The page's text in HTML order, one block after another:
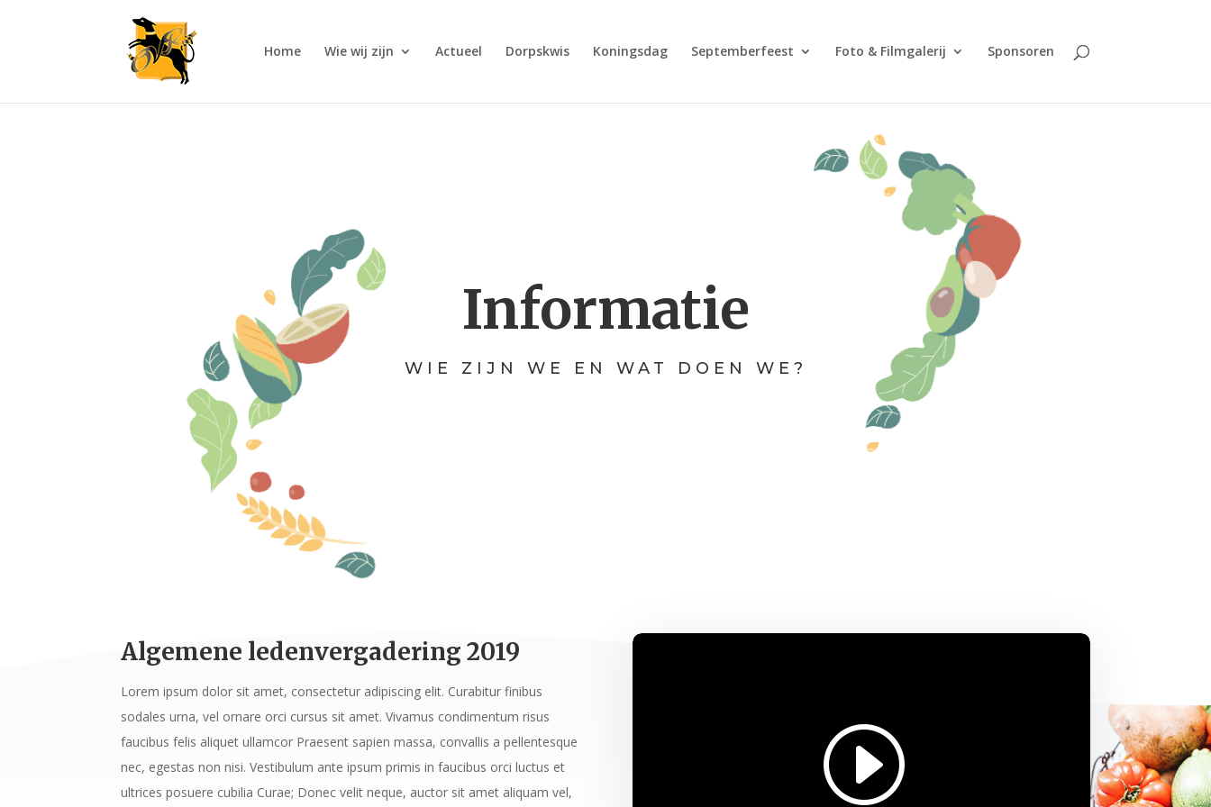
Home Wie wij zijn Actueel Dorpskwis Koningsdag Septemberfeest Foto & Filmgalerij Sponsoren
Informatie
WIE ZIJN WE EN WAT DOEN WE?
Algemene ledenvergadering 2019
Lorem ipsum dolor sit amet, consectetur adipiscing elit. Curabitur finibus
sodales urna, vel ornare orci cursus sit amet. Vivamus condimentum risus
faucibus felis aliquet ullamcor Praesent sapien massa, convallis a pellentesque
nec, egestas non nisi. Vestibulum ante ipsum primis in faucibus orci luctus et
ultrices posuere cubilia Curae; Donec velit neque, auctor sit amet aliquam vel,